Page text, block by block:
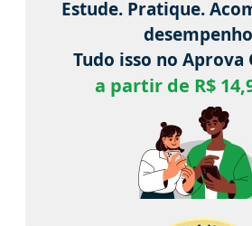
Estude. Pratique.
Tudo isso no Aprova
a partir de R$